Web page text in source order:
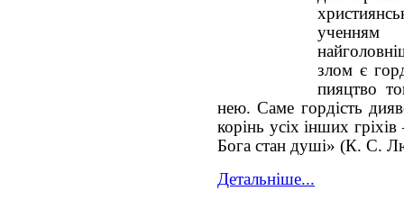
ученням
злом є
пияцтво
нею. Саме гордість
корінь усіх інших
Бога стан душі» (К. С.
Детальніше...